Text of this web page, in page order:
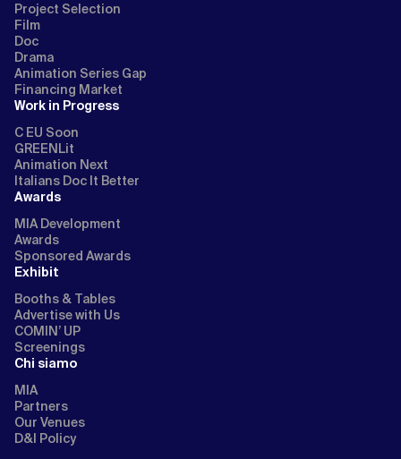
Project Selection
Film
Doc
Drama
Animation Series Gap
Financing Market
Work in Progress
C EU Soon
GREENLit
Animation Next
Italians Doc It Better
Awards
MIA Development
Awards
Sponsored Awards
Exhibit
Booths & Tables
Advertise with Us
COMIN’ UP
Screenings
Chi siamo
MIA
Partners
Our Venues
D&I Policy